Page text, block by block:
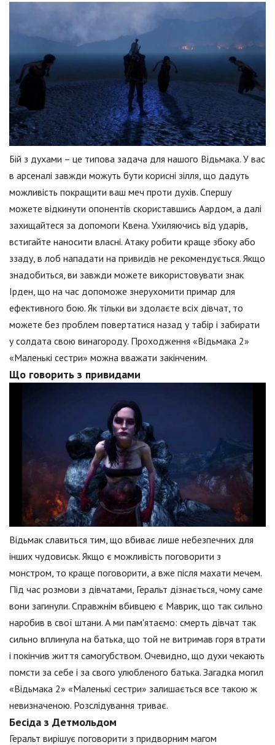
Бій з духами – це типова задача для нашого Відьмака. У вас
в арсеналі завжди можуть бути корисні зілля, що дадуть
можливість покращити ваш меч проти духів. Спершу
можете відкинути опонентів скориставшись Аардом, а далі
захищайтеся за допомоги Квена. Ухиляючись від ударів,
встигайте наносити власні. Атаку робити краще збоку або
ззаду, в лоб нападати на привидів не рекомендується. Якщо
знадобиться, ви завжди можете використовувати знак
Ірден, що на час допоможе знерухомити примар для
ефективного бою. Як тільки ви здолаєте всіх дівчат, то
можете без проблем повертатися назад у табір і забирати
у солдата свою винагороду. Проходження «Відьмака 2»
«Маленькі сестри» можна вважати закінченим.
Що говорить з привидами
Відьмак славиться тим, що вбиває лише небезпечних для
інших чудовиськ. Якщо є можливість поговорити з
монстром, то краще поговорити, а вже після махати мечем.
Під час розмови з дівчатами, Геральт дізнається, чому саме
вони загинули. Справжнім вбивцею є Маврик, що так сильно
наробив в свої штани. А ми пам'ятаємо: смерть дівчат так
сильно вплинула на батька, що той не витримав горя втрати
і покінчив життя самогубством. Очевидно, що духи чекають
помсти за себе і за свого улюбленого батька. Загадка могил
«Відьмака 2» «Маленькі сестри» залишається все такою ж
невизначеною. Розслідування триває.
Бесіда з Детмольдом
Геральт вирішує поговорити з придворним магом